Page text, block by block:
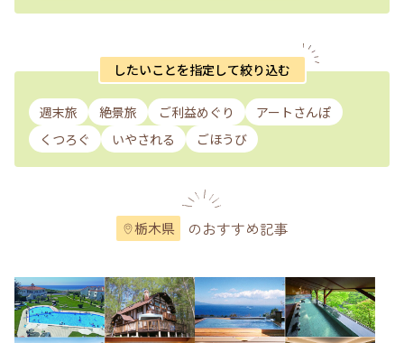
したいことを指定して絞り込む
週末旅 絶景旅 ご利益めぐり
アートさんぽ
くつろぐ
いやされる ごほうび
栃木県 のおすすめ記事